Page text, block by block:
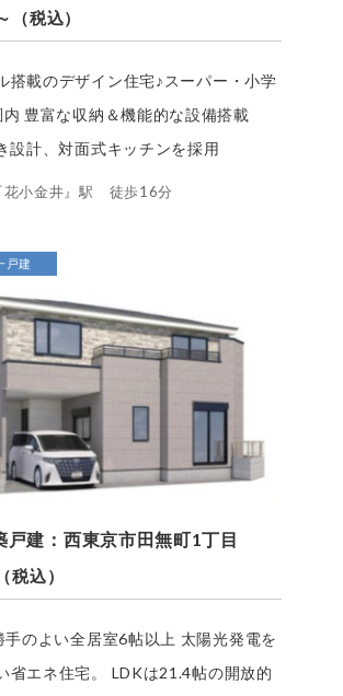
（税込）
搭載のデザイン住宅♪スーパー・小学
豊富な収納＆機能的な設備搭載
設計、対面式キッチンを採用
花小金井』駅 徒歩16分
戸建
戸建：西東京市田無町1丁目
税込）
のよい全居室6帖以上 太陽光発電を
省エネ住宅。 LDKは21.4帖の開放的